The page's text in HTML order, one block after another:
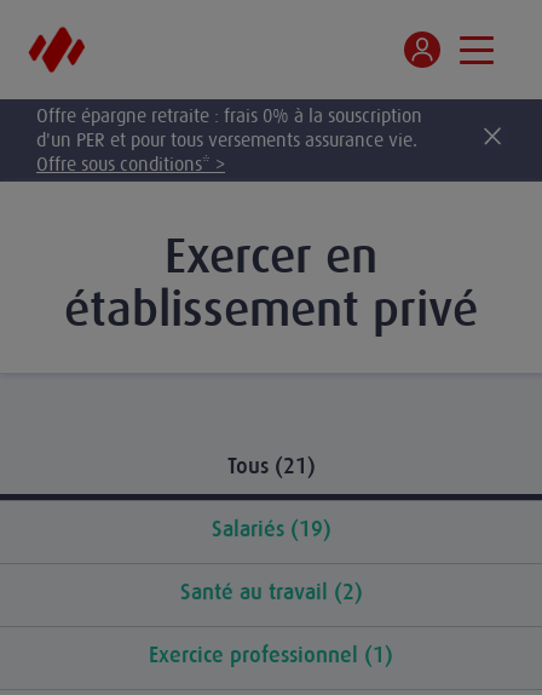
Offre épargne retraite : frais 0% à la souscription
d'un PER et pour tous versements assurance vie.
Offre sous conditions* >
Exercer en
établissement privé
Tous (21)
Salariés (19)
Santé au travail (2)
Exercice professionnel (1)